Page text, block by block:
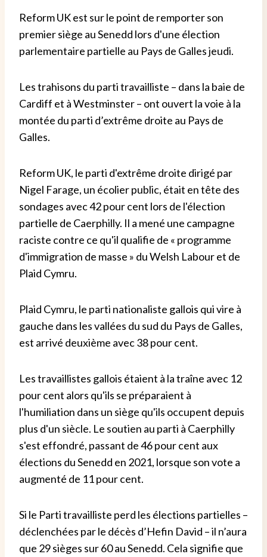
Reform UK est sur le point de remporter son
premier siège au Senedd lors d'une élection
parlementaire partielle au Pays de Galles jeudi.
Les trahisons du parti travailliste – dans la baie de
Cardiff et à Westminster – ont ouvert la voie à la
montée du parti d’extrême droite au Pays de
Galles.
Reform UK, le parti d'extrême droite dirigé par
Nigel Farage, un écolier public, était en tête des
sondages avec 42 pour cent lors de l'élection
partielle de Caerphilly. Il a mené une campagne
raciste contre ce qu'il qualifie de « programme
d'immigration de masse » du Welsh Labour et de
Plaid Cymru.
Plaid Cymru, le parti nationaliste gallois qui vire à
gauche dans les vallées du sud du Pays de Galles,
est arrivé deuxième avec 38 pour cent.
Les travaillistes gallois étaient à la traîne avec 12
pour cent alors qu'ils se préparaient à
l'humiliation dans un siège qu'ils occupent depuis
plus d'un siècle. Le soutien au parti à Caerphilly
s'est effondré, passant de 46 pour cent aux
élections du Senedd en 2021, lorsque son vote a
augmenté de 11 pour cent.
Si le Parti travailliste perd les élections partielles –
déclenchées par le décès d’Hefin David – il n’aura
que 29 sièges sur 60 au Senedd. Cela signifie que